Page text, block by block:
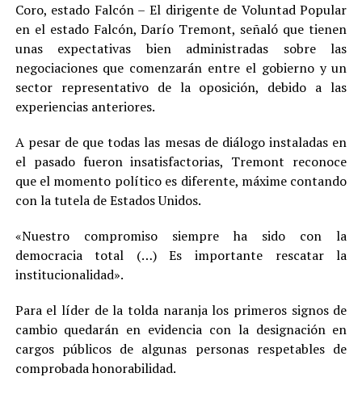
Coro, estado Falcón – El dirigente de Voluntad Popular
en el estado Falcón, Darío Tremont, señaló que tienen
unas expectativas bien administradas sobre las
negociaciones que comenzarán entre el gobierno y un
sector representativo de la oposición, debido a las
experiencias anteriores.
A pesar de que todas las mesas de diálogo instaladas en
el pasado fueron insatisfactorias, Tremont reconoce
que el momento político es diferente, máxime contando
con la tutela de Estados Unidos.
«Nuestro compromiso siempre ha sido con la
democracia total (…) Es importante rescatar la
institucionalidad».
Para el líder de la tolda naranja los primeros signos de
cambio quedarán en evidencia con la designación en
cargos públicos de algunas personas respetables de
comprobada honorabilidad.